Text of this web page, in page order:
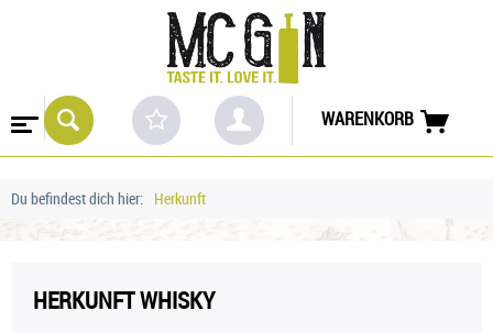
WARENKORB
Du befindest dich hier: Herkunft
HERKUNFT WHISKY